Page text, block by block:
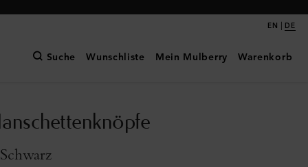
EN | DE
Suche Wunschliste Mein Mulberry Warenkorb